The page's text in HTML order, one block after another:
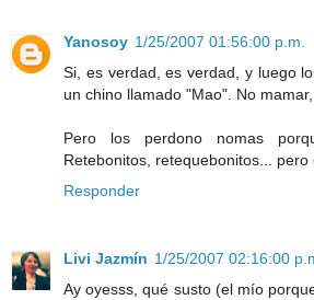
Yanosoy 1/25/2007 01:56:00 p.m.
Si, es verdad, es verdad, y luego
un chino llamado "Mao". No
Pero los perdono nomas
Retebonitos, retequebonitos... pero
Responder
Livi Jazmín 1/25/2007 02:16:00
Ay oyesss, qué susto (el mío